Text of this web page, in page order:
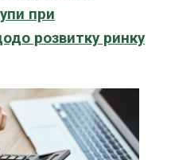
при
розвитку ринку